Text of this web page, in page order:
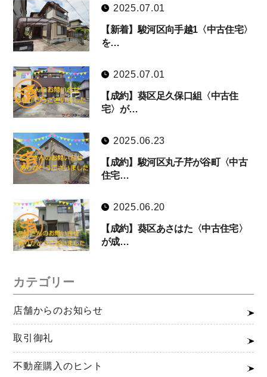
2025.07.01
【新着】駿河区向手越1〈中古住宅〉
を…
2025.07.01
【成約】葵区足久保口組〈中古住
宅〉が…
2025.06.23
【成約】駿河区丸子芹が谷町〈中古
住宅…
2025.06.20
【成約】葵区あさはた〈中古住宅〉
が成…
カテゴリー
店舗からのお知らせ
取引御礼
不動産購入のヒント